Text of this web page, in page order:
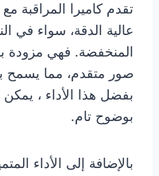
تقدم كاميرا المراقبة
عالية الدقة، سواء في
المنخفضة. فهي
صور متقدم، مما يسمح
بفضل هذا الأداء ،
بوضوح تام.
بالإضافة إلى الأداء